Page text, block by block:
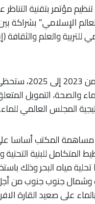
الإسلامي” بشراكة
للتربية والعلم
وفي ما يخص
والصحة، التمويل
المجلس العالمي للماء.
المكتب أساسا
للبنية التحتية
تحلية مياه البحر وذلك
وشمال جنوب جنوب من
على صعيد القارة